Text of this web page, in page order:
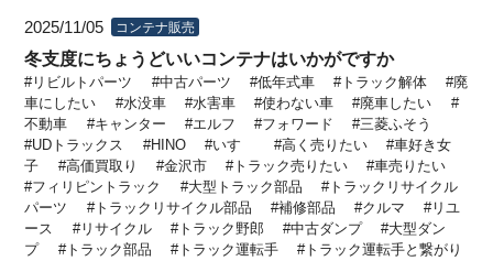
2025/11/05 コンテナ販売
冬支度にちょうどいいコンテナはいかがですか
リビルトパーツ 中古パーツ 低年式車 トラック解体
廃
車にしたい
水没車 水害車 使わない車
廃車したい
不動車
キャンター エルフ フォワード
三菱ふそう
UDトラックス
HINO いすゞ 高く売りたい
車好き女
子
高価買取り 金沢市 トラック売りたい
車売りたい
フィリピントラック
大型トラック部品
トラックリサイクル
パーツ
トラックリサイクル部品 補修部品 クルマ
リユ
ース
リサイクル トラック野郎 中古ダンプ
大型ダン
プ
トラック部品 トラック運転手
トラック運転手と繋がり